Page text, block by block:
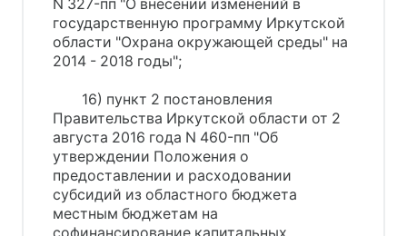
N 327-пп "О внесении изменений в
государственную программу Иркутской
области "Охрана окружающей среды" на
2014 - 2018 годы";
16) пункт 2 постановления
Правительства Иркутской области от 2
августа 2016 года N 460-пп "Об
утверждении Положения о
предоставлении и расходовании
субсидий из областного бюджета
местным бюджетам на